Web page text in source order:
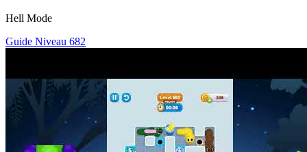
Hell Mode
Guide Niveau 682